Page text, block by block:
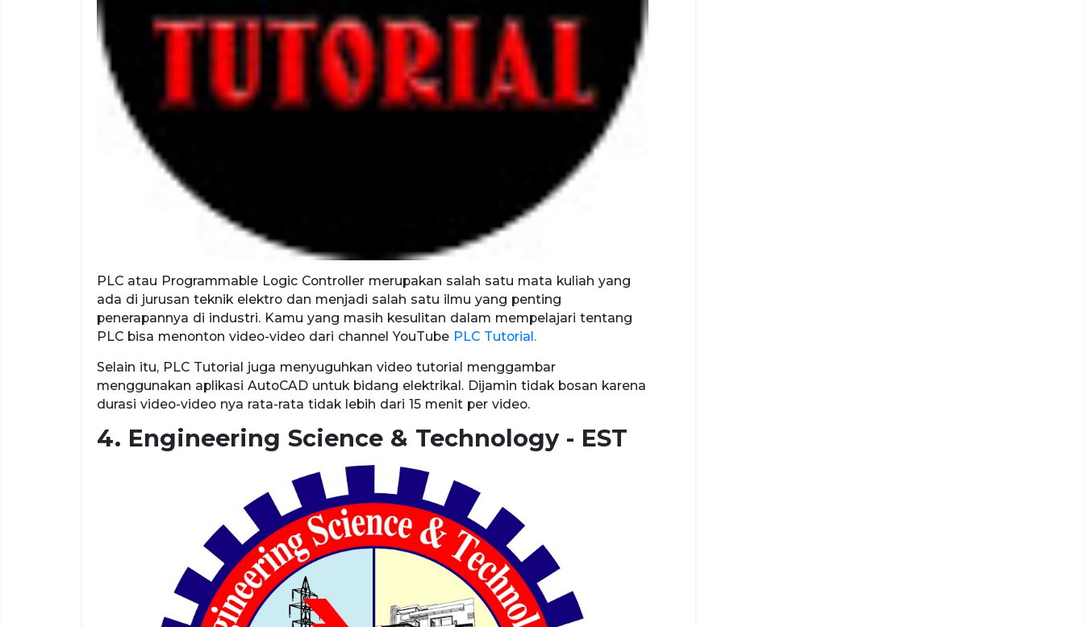
PLC atau Programmable Logic Controller merupakan salah satu mata kuliah yang
ada di jurusan teknik elektro dan menjadi salah satu ilmu yang penting
penerapannya di industri. Kamu yang masih kesulitan dalam mempelajari tentang
PLC bisa menonton video-video dari channel YouTube PLC Tutorial.
Selain itu, PLC Tutorial juga menyuguhkan video tutorial menggambar
menggunakan aplikasi AutoCAD untuk bidang elektrikal. Dijamin tidak bosan karena
durasi video-video nya rata-rata tidak lebih dari 15 menit per video.
4. Engineering Science & Technology - EST